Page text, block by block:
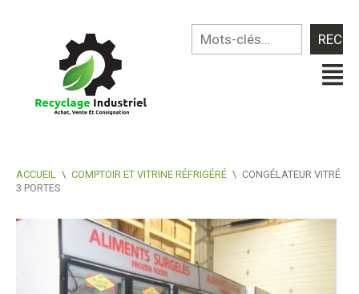
ACCUEIL \ COMPTOIR ET VITRINE RÉFRIGÉRÉ \ CONGÉLATEUR VITRÉ
3 PORTES